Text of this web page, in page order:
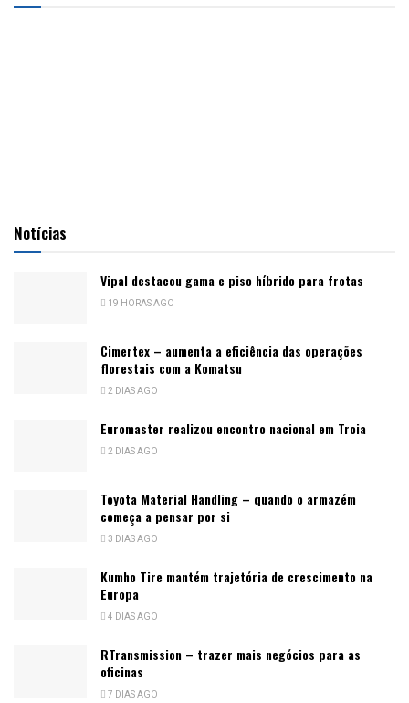
Notícias
Vipal destacou gama e piso híbrido para frotas
19 HORAS AGO
Cimertex – aumenta a eficiência das operações
florestais com a Komatsu
2 DIAS AGO
Euromaster realizou encontro nacional em Troia
2 DIAS AGO
Toyota Material Handling – quando o armazém
começa a pensar por si
3 DIAS AGO
Kumho Tire mantém trajetória de crescimento na
Europa
4 DIAS AGO
RTransmission – trazer mais negócios para as
oficinas
7 DIAS AGO